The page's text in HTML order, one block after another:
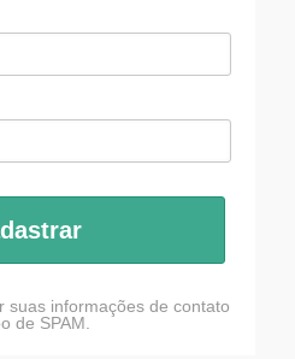
suas informações de contato
de SPAM.